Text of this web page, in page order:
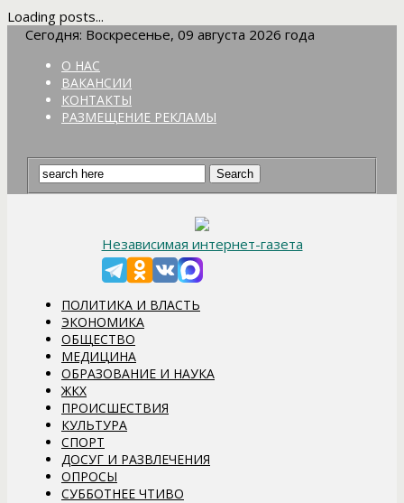
Loading posts...
Сегодня: Воскресенье, 09 августа 2026 года
О НАС
ВАКАНСИИ
КОНТАКТЫ
РАЗМЕЩЕНИЕ РЕКЛАМЫ
Независимая интернет-газета
ПОЛИТИКА И ВЛАСТЬ
ЭКОНОМИКА
ОБЩЕСТВО
МЕДИЦИНА
ОБРАЗОВАНИЕ И НАУКА
ЖКХ
ПРОИСШЕСТВИЯ
КУЛЬТУРА
СПОРТ
ДОСУГ И РАЗВЛЕЧЕНИЯ
ОПРОСЫ
СУББОТНЕЕ ЧТИВО